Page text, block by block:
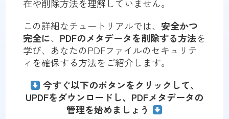
在や削除方法を理解していません。
この詳細なチュートリアルでは、 安全かつ
完全に、 PDFのメタデータを削除する方法を
学び、あなたのPDFファイルのセキュリテ
ィを確保する方法をご紹介します。
今すぐ以下のボタンをクリックして、
UPDFをダウンロードし、PDFメタデータの
管理を始めましょう